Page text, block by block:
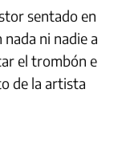
sentado en
ni nadie a
el trombón e
de la artista